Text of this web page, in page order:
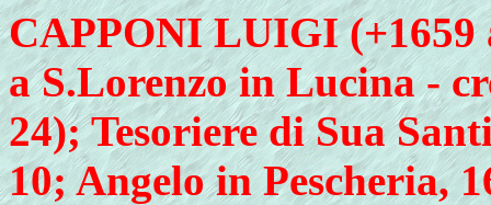
CAPPONI LUIGI (+1659
a S.Lorenzo in Lucina -
24); Tesoriere di Sua
10; Angelo in Pescheria,